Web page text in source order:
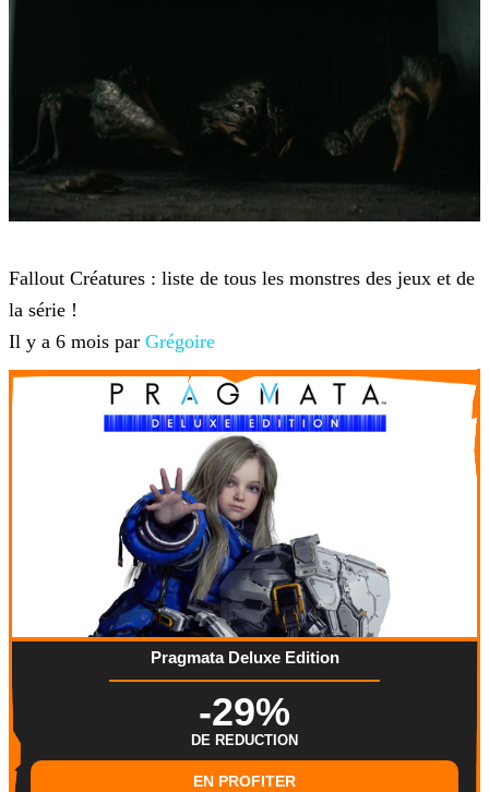
Fallout Créatures : liste de tous les monstres des jeux et de
la série !
Il y a 6 mois par Grégoire
Pragmata Deluxe Edition
-29%
DE REDUCTION
EN PROFITER